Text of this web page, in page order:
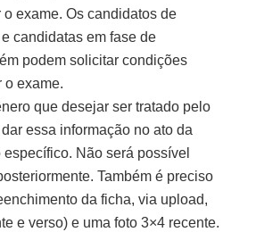
exame. Os candidatos de
candidatas em fase de
podem solicitar condições
o exame.
que desejar ser tratado pelo
essa informação no ato da
Não será possível
Também é preciso
da ficha, via upload,
e verso) e uma foto 3×4 recente.